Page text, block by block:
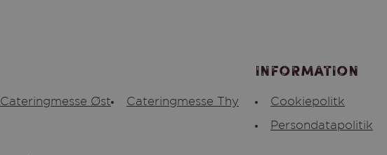
Cateringmesse Øst Cateringmesse Thy
Information
Cookiepolitk
Persondatapolitik